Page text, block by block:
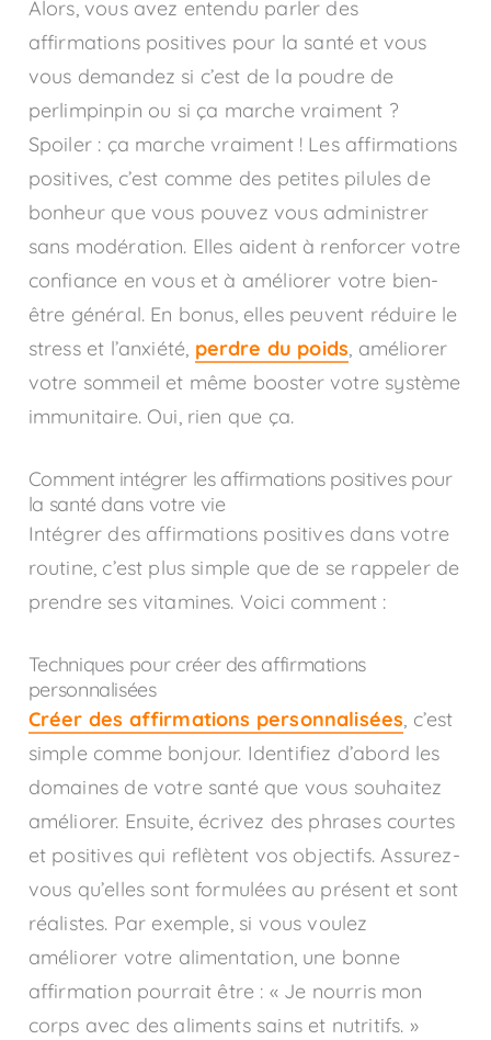
Alors, vous avez entendu parler des
affirmations positives pour la santé et vous
vous demandez si c’est de la poudre de
perlimpinpin ou si ça marche vraiment ?
Spoiler : ça marche vraiment ! Les affirmations
positives, c’est comme des petites pilules de
bonheur que vous pouvez vous administrer
sans modération. Elles aident à renforcer votre
confiance en vous et à améliorer votre bien-
être général. En bonus, elles peuvent réduire le
stress et l’anxiété, perdre du poids, améliorer
votre sommeil et même booster votre système
immunitaire. Oui, rien que ça.
Comment intégrer les affirmations positives pour
la santé dans votre vie
Intégrer des affirmations positives dans votre
routine, c’est plus simple que de se rappeler de
prendre ses vitamines. Voici comment :
Techniques pour créer des affirmations
personnalisées
Créer des affirmations personnalisées, c’est
simple comme bonjour. Identifiez d’abord les
domaines de votre santé que vous souhaitez
améliorer. Ensuite, écrivez des phrases courtes
et positives qui reflètent vos objectifs. Assurez-
vous qu’elles sont formulées au présent et sont
réalistes. Par exemple, si vous voulez
améliorer votre alimentation, une bonne
affirmation pourrait être : « Je nourris mon
corps avec des aliments sains et nutritifs. »